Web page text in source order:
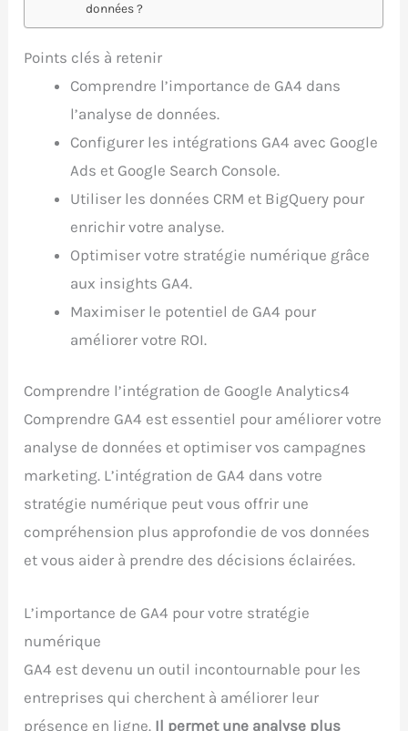
données ?
Points clés à retenir
Comprendre l’importance de GA4 dans
l’analyse de données.
Configurer les intégrations GA4 avec Google
Ads et Google Search Console.
Utiliser les données CRM et BigQuery pour
enrichir votre analyse.
Optimiser votre stratégie numérique grâce
aux insights GA4.
Maximiser le potentiel de GA4 pour
améliorer votre ROI.
Comprendre l’intégration de Google Analytics4
Comprendre GA4 est essentiel pour améliorer votre
analyse de données et optimiser vos campagnes
marketing. L’intégration de GA4 dans votre
stratégie numérique peut vous offrir une
compréhension plus approfondie de vos données
et vous aider à prendre des décisions éclairées.
L’importance de GA4 pour votre stratégie
numérique
GA4 est devenu un outil incontournable pour les
entreprises qui cherchent à améliorer leur
présence en ligne. Il permet une analyse plus